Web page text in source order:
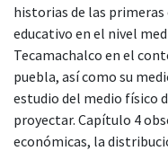
historias de las primeras
educativo en el nivel
Tecamachalco en el
puebla, así como su
estudio del medio físico
proyectar. Capítulo 4
económicas, la